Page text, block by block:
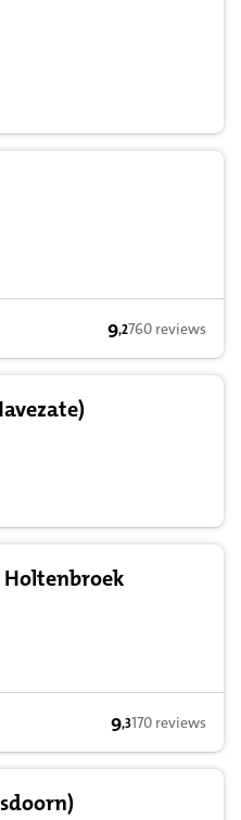
9,2 op basis van
9,2760 reviews
9,3 op basis van
9,3170 reviews